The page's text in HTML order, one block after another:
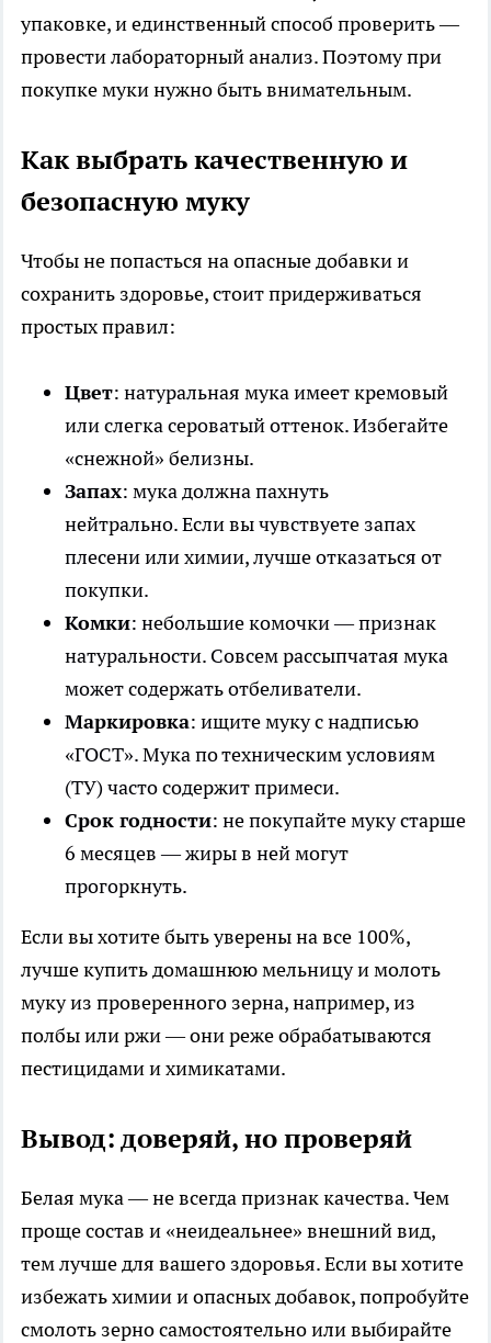
упаковке, и единственный способ проверить —
провести лабораторный анализ. Поэтому при
покупке муки нужно быть внимательным.
Как выбрать качественную и
безопасную муку
Чтобы не попасться на опасные добавки и
сохранить здоровье, стоит придерживаться
простых правил:
Цвет: натуральная мука имеет кремовый
или слегка сероватый оттенок. Избегайте
«снежной» белизны.
Запах: мука должна пахнуть
нейтрально. Если вы чувствуете запах
плесени или химии, лучше отказаться от
покупки.
Комки: небольшие комочки — признак
натуральности. Совсем рассыпчатая мука
может содержать отбеливатели.
Маркировка: ищите муку с надписью
«ГОСТ». Мука по техническим условиям
(ТУ) часто содержит примеси.
Срок годности: не покупайте муку старше
6 месяцев — жиры в ней могут
прогоркнуть.
Если вы хотите быть уверены на все 100%,
лучше купить домашнюю мельницу и молоть
муку из проверенного зерна, например, из
полбы или ржи — они реже обрабатываются
пестицидами и химикатами.
Вывод: доверяй, но проверяй
Белая мука — не всегда признак качества. Чем
проще состав и «неидеальнее» внешний вид,
тем лучше для вашего здоровья. Если вы хотите
избежать химии и опасных добавок, попробуйте
смолоть зерно самостоятельно или выбирайте